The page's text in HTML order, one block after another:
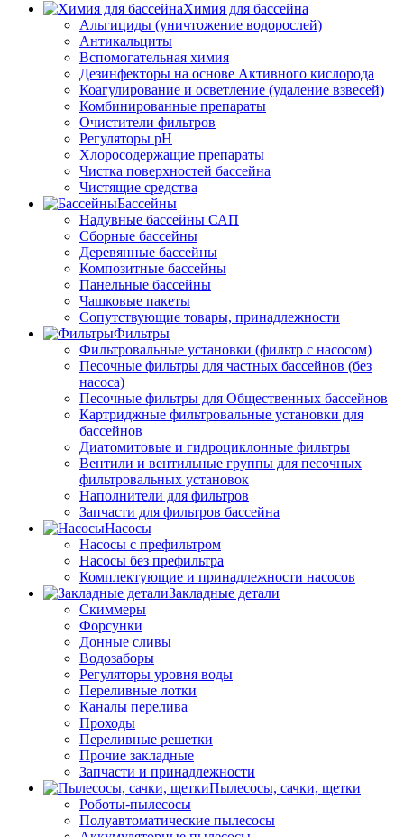
Химия для бассейна
Альгициды (уничтожение водорослей)
Антикальциты
Вспомогательная химия
Дезинфекторы на основе Активного кислорода
Коагулирование и осветление (удаление взвесей)
Комбинированные препараты
Очистители фильтров
Регуляторы pH
Хлоросодержащие препараты
Чистка поверхностей бассейна
Чистящие средства
Бассейны
Надувные бассейны САП
Сборные бассейны
Деревянные бассейны
Композитные бассейны
Панельные бассейны
Чашковые пакеты
Сопутствующие товары, принадлежности
Фильтры
Фильтровальные установки (фильтр с насосом)
Песочные фильтры для частных бассейнов (без
насоса)
Песочные фильтры для Общественных бассейнов
Картриджные фильтровальные установки для
бассейнов
Диатомитовые и гидроциклонные фильтры
Вентили и вентильные группы для песочных
фильтровальных установок
Наполнители для фильтров
Запчасти для фильтров бассейна
Насосы
Насосы с префильтром
Насосы без префильтра
Комплектующие и принадлежности насосов
Закладные детали
Скиммеры
Форсунки
Донные сливы
Водозаборы
Регуляторы уровня воды
Переливные лотки
Каналы перелива
Проходы
Переливные решетки
Прочие закладные
Запчасти и принадлежности
Пылесосы, сачки, щетки
Роботы-пылесосы
Полуавтоматические пылесосы